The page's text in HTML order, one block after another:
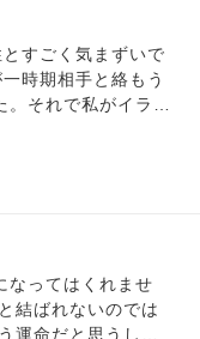
った人とこのよう
たことがありませ
失礼しました。目
ョックが大きいで
てなりません。こ
こしばら
い自分がいます。
それで私がイライ
視といった感じな
くわかりません。
なってはくれませ
結ばれないのでは
運命だと思うしか